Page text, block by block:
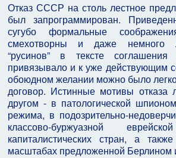
Отказ СССР на столь лестное
был запрограммирован.
сугубо формальные
смехотворны и даже немного
“русинов” в тексте
привязывало и к уже действующим
обоюдном желании можно было
договор. Истинные мотивы отказа
другом - в патологической
режима, в подозрительно-
классово-буржуазной
капиталистических стран, а
масштабах предложенной Берлином